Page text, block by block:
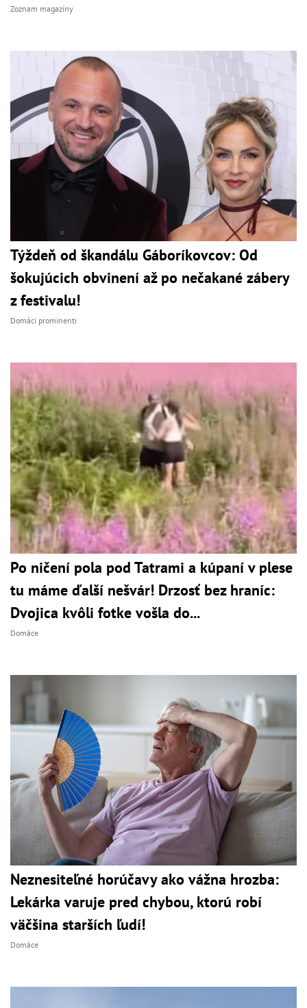
Zoznam magazíny
Týždeň od škandálu Gáboríkovcov: Od
šokujúcich obvinení až po nečakané zábery
z festivalu!
Domáci prominenti
Po ničení pola pod Tatrami a kúpaní v plese
tu máme ďalší nešvár! Drzosť bez hraníc:
Dvojica kvôli fotke vošla do...
Domáce
Neznesiteľné horúčavy ako vážna hrozba:
Lekárka varuje pred chybou, ktorú robí
väčšina starších ľudí!
Domáce